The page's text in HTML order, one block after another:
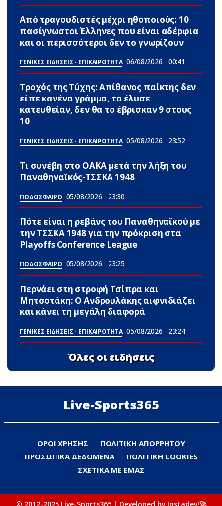
Από τραγουδιστές μέχρι ηθοποιούς: 10
πασίγνωστοι Έλληνες που είναι αδέpφια
και οι περισσότεροι δεν το γνωρίζουν
ΓΕΝΙΚΕΣ ΕΙΔΗΣΕΙΣ - ΕΠΙΚΑΙΡΟΤΗΤΑ 06/08/2026 00:41
Τροχός της Τύχης: Απίθανος παίκτης δεν
είπε κανένα γράμμα, το έλυσε
κατευθείαν, δεν θα το έβρισκαν 9 στους
10
ΓΕΝΙΚΕΣ ΕΙΔΗΣΕΙΣ - ΕΠΙΚΑΙΡΟΤΗΤΑ 05/08/2026 23:52
Τι συνέβη στο ΟΑΚΑ μετά την λήξη του
Παναθηναϊκός-ΤΣΣΚΑ 1948
ΠΟΔΟΣΦΑΙΡΟ 05/08/2026 23:30
Πότε είναι η ρεβάνς του Παναθηναϊκού με
την ΤΣΣΚΑ 1948 για την πρόκριση στα
Playoffs Conference League
ΠΟΔΟΣΦΑΙΡΟ 05/08/2026 23:25
Περνάει στη στροφή Τσίπρα και
Μητσοτάκη: Ο Ανδρουλάκης αιφνιδιάζει
και κάνει τη μεγάλη διαφορά
ΓΕΝΙΚΕΣ ΕΙΔΗΣΕΙΣ - ΕΠΙΚΑΙΡΟΤΗΤΑ 05/08/2026 23:24
Όλες οι ειδήσεις
Live-Sports365
ΟΡΟΙ ΧΡΗΣΗΣ
ΠΟΛΙΤΙΚΗ ΑΠΟΡΡΗΤΟΥ
ΠΡΟΣΩΠΙΚΑ ΔΕΔΟΜΕΝΑ
ΠΟΛΙΤΙΚΗ COOKIES
ΣΧΕΤΙΚΑ ΜΕ ΕΜΑΣ
© 2012-2025 Live-Sports365 | Developed by Instadev!🚀